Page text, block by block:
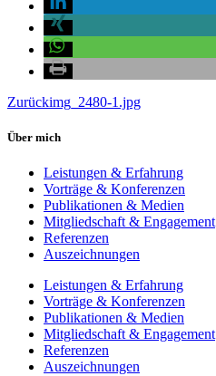
Zurückimg_2480-1.jpg
Über mich
Leistungen & Erfahrung
Vorträge & Konferenzen
Publikationen & Medien
Mitgliedschaft & Engagement
Referenzen
Auszeichnungen
Leistungen & Erfahrung
Vorträge & Konferenzen
Publikationen & Medien
Mitgliedschaft & Engagement
Referenzen
Auszeichnungen